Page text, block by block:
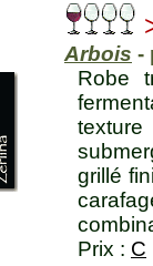
Arbois -
Robe
grillé
Prix : C